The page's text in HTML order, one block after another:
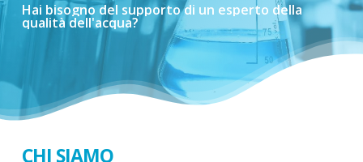
Hai bisognodel supportodi un esperto della
qualitàdell'acqua?
CHI SIAMO